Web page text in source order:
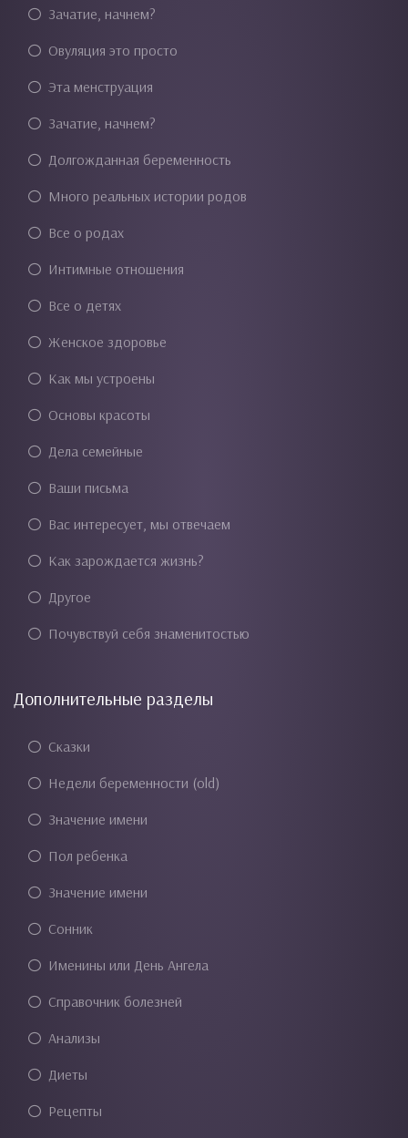
Зачатие, начнем?
Овуляция это просто
Эта менструация
Зачатие, начнем?
Долгожданная беременность
Много реальных истории родов
Все о родах
Интимные отношения
Все о детях
Женское здоровье
Как мы устроены
Основы красоты
Дела семейные
Ваши письма
Вас интересует, мы отвечаем
Как зарождается жизнь?
Другое
Почувствуй себя знаменитостью
Дополнительные разделы
Сказки
Недели беременности (old)
Значение имени
Пол ребенка
Значение имени
Сонник
Именины или День Ангела
Справочник болезней
Анализы
Диеты
Рецепты